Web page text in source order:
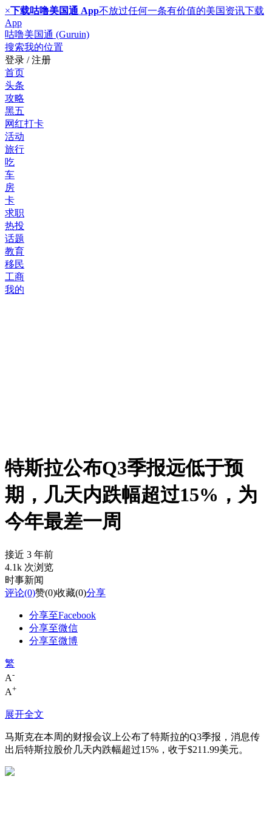
×下载咕噜美国通 App不放过任何一条有价值的美国资讯下载
App
咕噜美国通 (Guruin)
搜索我的位置
登录 / 注册
首页
头条
攻略
黑五
网红打卡
活动
旅行
吃
车
房
卡
求职
热投
话题
教育
移民
工商
我的
特斯拉公布Q3季报远低于预
期，几天内跌幅超过15%，为
今年最差一周
接近 3 年前
4.1k 次浏览
时事新闻
评论(0)赞(0)收藏(0)分享
分享至Facebook
分享至微信
分享至微博
繁
A-
A+
展开全文
马斯克在本周的财报会议上公布了特斯拉的Q3季报，消息传
出后特斯拉股价几天内跌幅超过15%，收于$211.99美元。